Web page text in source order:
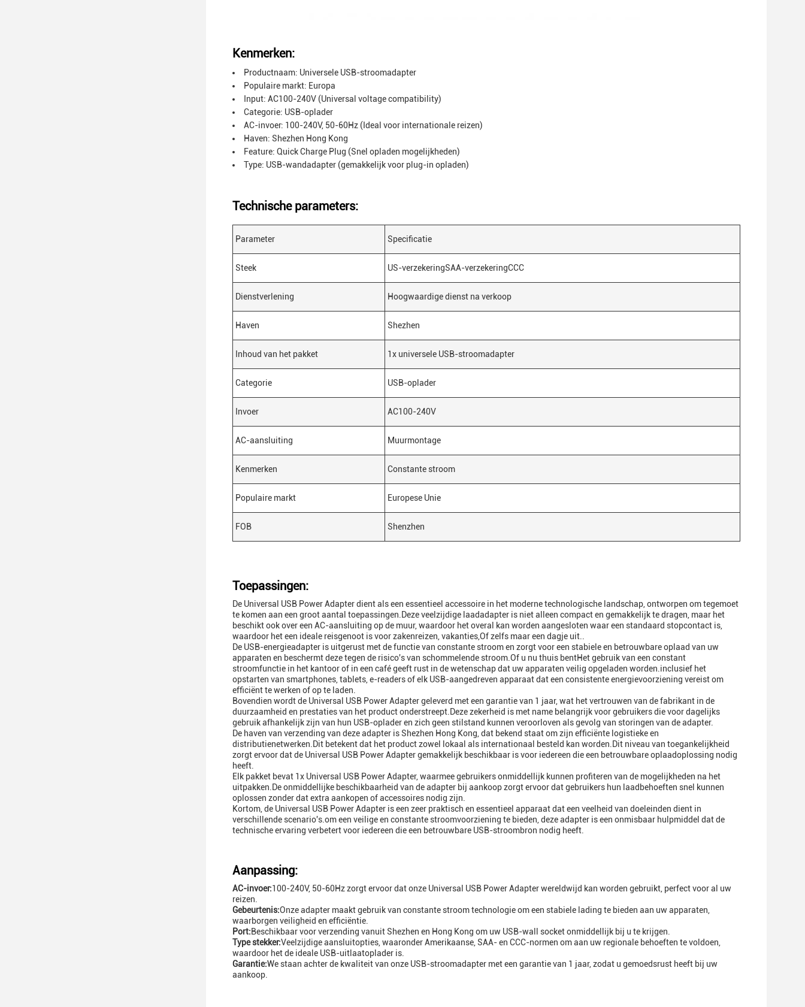
Kenmerken:
Productnaam: Universele USB-stroomadapter
Populaire markt: Europa
Input: AC100-240V (Universal voltage compatibility)
Categorie: USB-oplader
AC-invoer: 100-240V, 50-60Hz (Ideal voor internationale reizen)
Haven: Shezhen Hong Kong
Feature: Quick Charge Plug (Snel opladen mogelijkheden)
Type: USB-wandadapter (gemakkelijk voor plug-in opladen)
Technische parameters:
Parameter Specificatie
Steek US-verzekeringSAA-verzekeringCCC
Dienstverlening Hoogwaardige dienst na verkoop
Haven Shezhen
Inhoud van het pakket 1x universele USB-stroomadapter
Categorie USB-oplader
Invoer AC100-240V
AC-aansluiting Muurmontage
Kenmerken Constante stroom
Populaire markt Europese Unie
FOB Shenzhen
Toepassingen:
De Universal USB Power Adapter dient als een essentieel accessoire in het moderne technologische landschap, ontworpen om tegemoet
te komen aan een groot aantal toepassingen.Deze veelzijdige laadadapter is niet alleen compact en gemakkelijk te dragen, maar het
beschikt ook over een AC-aansluiting op de muur, waardoor het overal kan worden aangesloten waar een standaard stopcontact is,
waardoor het een ideale reisgenoot is voor zakenreizen, vakanties,Of zelfs maar een dagje uit..
De USB-energieadapter is uitgerust met de functie van constante stroom en zorgt voor een stabiele en betrouwbare oplaad van uw
apparaten en beschermt deze tegen de risico's van schommelende stroom.Of u nu thuis bentHet gebruik van een constant
stroomfunctie in het kantoor of in een café geeft rust in de wetenschap dat uw apparaten veilig opgeladen worden.inclusief het
opstarten van smartphones, tablets, e-readers of elk USB-aangedreven apparaat dat een consistente energievoorziening vereist om
efficiënt te werken of op te laden.
Bovendien wordt de Universal USB Power Adapter geleverd met een garantie van 1 jaar, wat het vertrouwen van de fabrikant in de
duurzaamheid en prestaties van het product onderstreept.Deze zekerheid is met name belangrijk voor gebruikers die voor dagelijks
gebruik afhankelijk zijn van hun USB-oplader en zich geen stilstand kunnen veroorloven als gevolg van storingen van de adapter.
De haven van verzending van deze adapter is Shezhen Hong Kong, dat bekend staat om zijn efficiënte logistieke en
distributienetwerken.Dit betekent dat het product zowel lokaal als internationaal besteld kan worden.Dit niveau van toegankelijkheid
zorgt ervoor dat de Universal USB Power Adapter gemakkelijk beschikbaar is voor iedereen die een betrouwbare oplaadoplossing nodig
heeft.
Elk pakket bevat 1x Universal USB Power Adapter, waarmee gebruikers onmiddellijk kunnen profiteren van de mogelijkheden na het
uitpakken.De onmiddellijke beschikbaarheid van de adapter bij aankoop zorgt ervoor dat gebruikers hun laadbehoeften snel kunnen
oplossen zonder dat extra aankopen of accessoires nodig zijn.
Kortom, de Universal USB Power Adapter is een zeer praktisch en essentieel apparaat dat een veelheid van doeleinden dient in
verschillende scenario's.om een veilige en constante stroomvoorziening te bieden, deze adapter is een onmisbaar hulpmiddel dat de
technische ervaring verbetert voor iedereen die een betrouwbare USB-stroombron nodig heeft.
Aanpassing:
AC-invoer:100-240V, 50-60Hz zorgt ervoor dat onze Universal USB Power Adapter wereldwijd kan worden gebruikt, perfect voor al uw
reizen.
Gebeurtenis:Onze adapter maakt gebruik van constante stroom technologie om een stabiele lading te bieden aan uw apparaten,
waarborgen veiligheid en efficiëntie.
Port:Beschikbaar voor verzending vanuit Shezhen en Hong Kong om uw USB-wall socket onmiddellijk bij u te krijgen.
Type stekker:Veelzijdige aansluitopties, waaronder Amerikaanse, SAA- en CCC-normen om aan uw regionale behoeften te voldoen,
waardoor het de ideale USB-uitlaatoplader is.
Garantie:We staan achter de kwaliteit van onze USB-stroomadapter met een garantie van 1 jaar, zodat u gemoedsrust heeft bij uw
aankoop.